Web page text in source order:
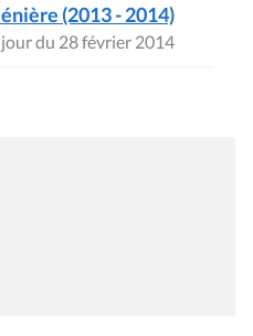
(2013 - 2014)
du 28 février 2014